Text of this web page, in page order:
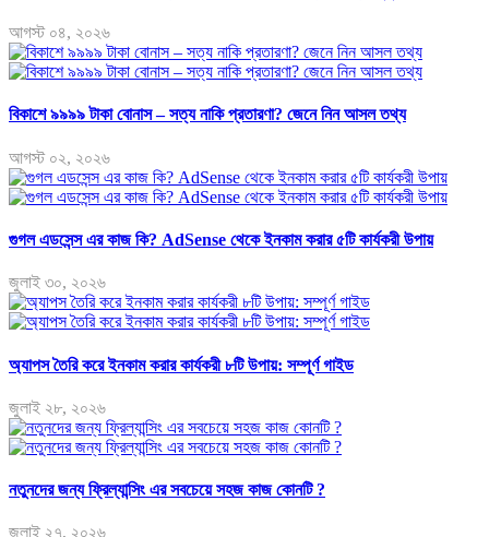
আগস্ট ০৪, ২০২৬
বিকাশে ৯৯৯৯ টাকা বোনাস – সত্য নাকি প্রতারণা? জেনে নিন আসল তথ্য
আগস্ট ০২, ২০২৬
গুগল এডসেন্স এর কাজ কি? AdSense থেকে ইনকাম করার ৫টি কার্যকরী উপায়
জুলাই ৩০, ২০২৬
অ্যাপস তৈরি করে ইনকাম করার কার্যকরী ৮টি উপায়: সম্পূর্ণ গাইড
জুলাই ২৮, ২০২৬
নতুনদের জন্য ফ্রিল্যান্সিং এর সবচেয়ে সহজ কাজ কোনটি ?
জুলাই ২৭, ২০২৬